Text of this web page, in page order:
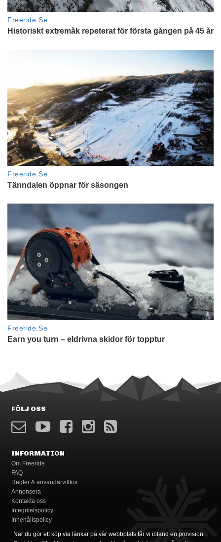
FÖLJ OSS
INFORMATION
Om Freeride
FAQ
Regler & användarvillkor
Annonsera
Kontakta oss
Integritetspolicy
Innehållspolicy
När du gör ett köp via länkar på vår webbplats får vi ibland en provision.